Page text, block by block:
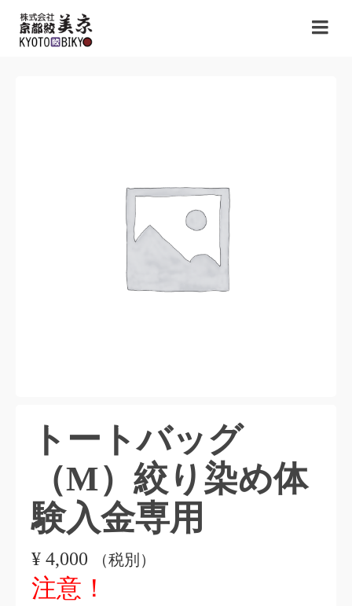
トートバッグ
（M）絞り染め体
験入金専用
¥ 4,000 （税別）
注意！